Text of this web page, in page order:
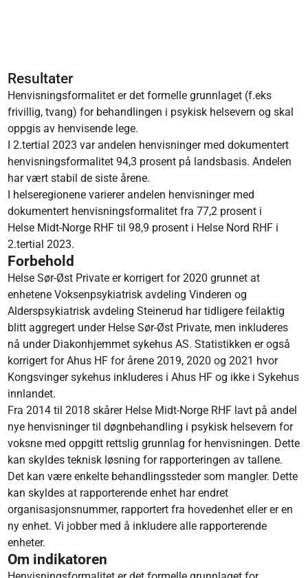
Resultater
Henvisningsformalitet er det formelle grunnlaget (f.eks
frivillig, tvang) for behandlingen i psykisk helsevern og skal
oppgis av henvisende lege.
I 2.tertial 2023 var andelen henvisninger med dokumentert
henvisningsformalitet 94,3 prosent på landsbasis. Andelen
har vært stabil de siste årene.
I helseregionene varierer andelen henvisninger med
dokumentert henvisningsformalitet fra 77,2 prosent i
Helse Midt-Norge RHF til 98,9 prosent i Helse Nord RHF i
2.tertial 2023.
Forbehold
Helse Sør-Øst Private er korrigert for 2020 grunnet at
enhetene Voksenpsykiatrisk avdeling Vinderen og
Alderspsykiatrisk avdeling Steinerud har tidligere feilaktig
blitt aggregert under Helse Sør-Øst Private, men inkluderes
nå under Diakonhjemmet sykehus AS. Statistikken er også
korrigert for Ahus HF for årene 2019, 2020 og 2021 hvor
Kongsvinger sykehus inkluderes i Ahus HF og ikke i Sykehus
innlandet.​
Fra 2014 til 2018 skårer Helse Midt-Norge RHF lavt på andel
nye henvisninger til døgnbehandling i psykisk helsevern for
voksne med oppgitt rettslig grunnlag for henvisningen. Dette
kan skyldes teknisk løsning for rapporteringen av tallene.
Det kan være enkelte behandlingssteder som mangler. Dette
kan skyldes at rapporterende enhet har endret
organisasjonsnummer, rapportert fra hovedenhet eller er en
ny enhet. Vi jobber med å inkludere alle rapporterende
enheter.
Om indikatoren